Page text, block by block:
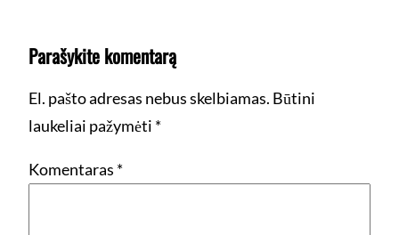
Parašykite komentarą
El. pašto adresas nebus skelbiamas. Būtini
laukeliai pažymėti *
Komentaras *